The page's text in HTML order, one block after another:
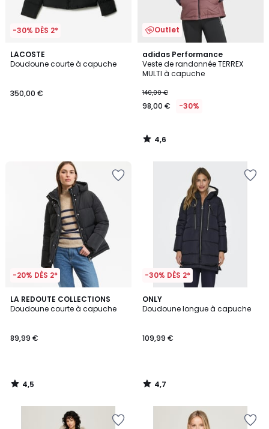
-30% DÈS 2*
LACOSTE
Doudoune courte à capuche
350,00 €
Outlet
adidas Performance
Veste de randonnée TERREX
MULTI à capuche
140,00 €
98,00 € -30%
4,6
/ 5
4,6
/
-20% DÈS 2*
LA REDOUTE COLLECTIONS
Doudoune courte à capuche
89,99 €
4,5
/ 5
4,5
/
-30% DÈS 2*
ONLY
Doudoune longue à capuche
109,99 €
4,7
/ 5
4,7
/